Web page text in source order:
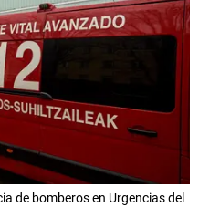
de bomberos en Urgencias del